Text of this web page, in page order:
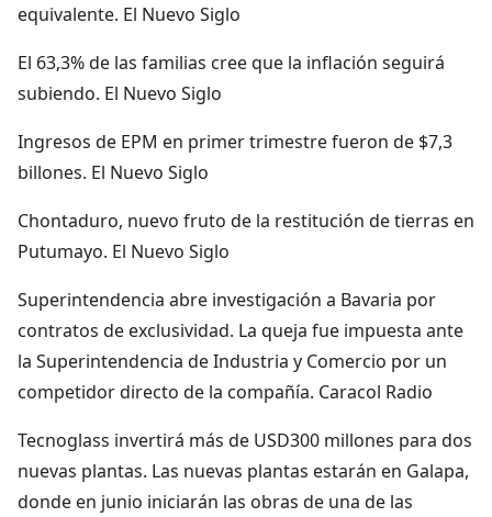
equivalente. El Nuevo Siglo
El 63,3% de las familias cree que la inflación seguirá
subiendo. El Nuevo Siglo
Ingresos de EPM en primer trimestre fueron de $7,3
billones. El Nuevo Siglo
Chontaduro, nuevo fruto de la restitución de tierras en
Putumayo. El Nuevo Siglo
Superintendencia abre investigación a Bavaria por
contratos de exclusividad. La queja fue impuesta ante
la Superintendencia de Industria y Comercio por un
competidor directo de la compañía. Caracol Radio
Tecnoglass invertirá más de USD300 millones para dos
nuevas plantas. Las nuevas plantas estarán en Galapa,
donde en junio iniciarán las obras de una de las